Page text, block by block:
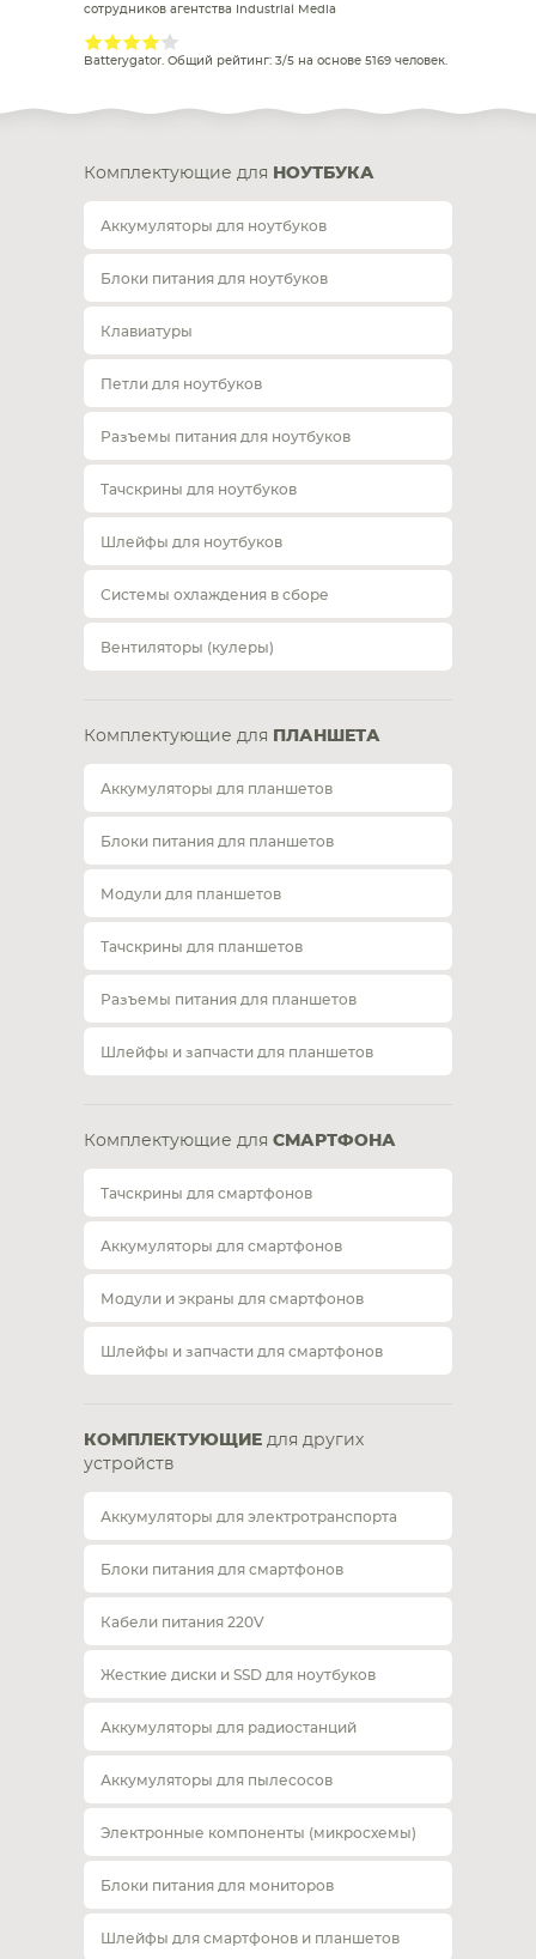
сотрудников агентства Industrial Media
Batterygator. Общий рейтинг: 3/5 на основе 5169 человек.
Комплектующие для НОУТБУКА
Аккумуляторы для ноутбуков
Блоки питания для ноутбуков
Клавиатуры
Петли для ноутбуков
Разъемы питания для ноутбуков
Тачскрины для ноутбуков
Шлейфы для ноутбуков
Системы охлаждения в сборе
Вентиляторы (кулеры)
Комплектующие для ПЛАНШЕТА
Аккумуляторы для планшетов
Блоки питания для планшетов
Модули для планшетов
Тачскрины для планшетов
Разъемы питания для планшетов
Шлейфы и запчасти для планшетов
Комплектующие для СМАРТФОНА
Тачскрины для смартфонов
Аккумуляторы для смартфонов
Модули и экраны для смартфонов
Шлейфы и запчасти для смартфонов
КОМПЛЕКТУЮЩИЕ для других
устройств
Аккумуляторы для электротранспорта
Блоки питания для смартфонов
Кабели питания 220V
Жесткие диски и SSD для ноутбуков
Аккумуляторы для радиостанций
Аккумуляторы для пылесосов
Электронные компоненты (микросхемы)
Блоки питания для мониторов
Шлейфы для смартфонов и планшетов